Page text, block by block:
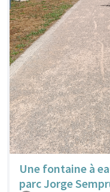
Une fontaine à
parc Jorge